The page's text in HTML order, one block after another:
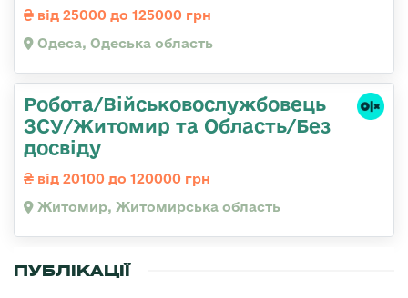
від 25000 до 125000 грн
Одеса, Одеська область
Робота/Військовослужбовець
ЗСУ/Житомир та Область/Без
досвіду
від 20100 до 120000 грн
Житомир, Житомирська область
ПУБЛІКАЦІЇ